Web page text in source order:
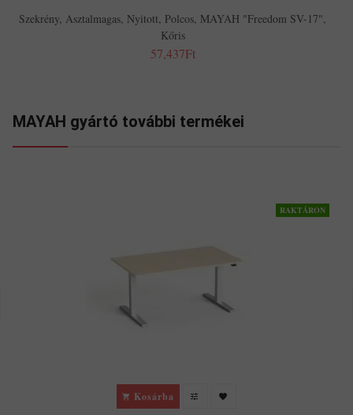
Szekrény, Asztalmagas, Nyitott, Polcos, MAYAH "Freedom SV-17",
Kőris
57,437Ft
MAYAH gyártó további termékei
RAKTÁRON
Kosárba